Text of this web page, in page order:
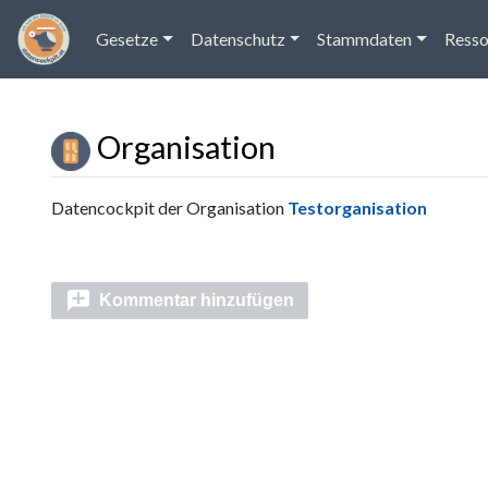
Gesetze Datenschutz Stammdaten
Organisation
Wechseln zu:Navigation,Suche
Datencockpit der Organisation Testorganisation
Kommentar hinzufügen